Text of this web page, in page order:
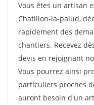
Vous êtes un artisan
Chatillon-la-palud,
rapidement des
chantiers. Recevez
devis en rejoignant
Vous pourrez ainsi
particuliers proches
auront besoin d'un